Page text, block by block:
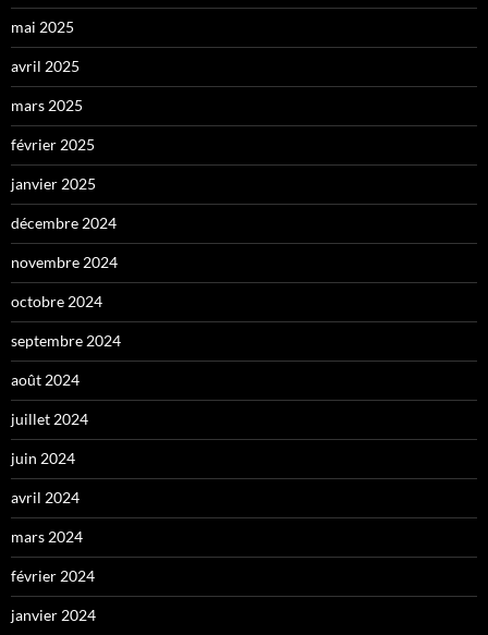
mai 2025
avril 2025
mars 2025
février 2025
janvier 2025
décembre 2024
novembre 2024
octobre 2024
septembre 2024
août 2024
juillet 2024
juin 2024
avril 2024
mars 2024
février 2024
janvier 2024